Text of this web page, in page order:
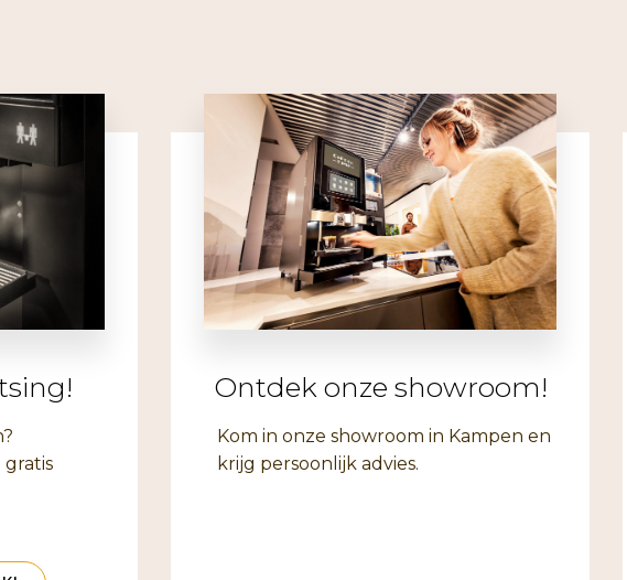
Ontdek onze showroom!
Kom in onze showroom in Kampen en
krijg persoonlijk advies.